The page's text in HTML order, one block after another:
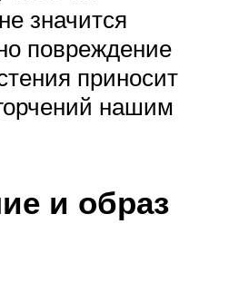
значится
повреждение
приносит
нашим
и образ